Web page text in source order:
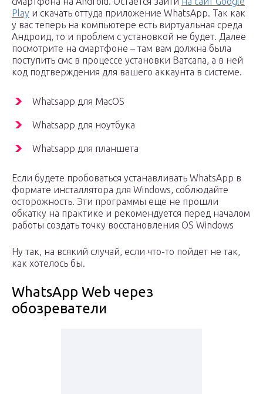
Play и скачать оттуда приложение WhatsApp. Так как
у вас теперь на компьютере есть виртуальная среда
Андроид, то и проблем с установкой не будет. Далее
посмотрите на смартфоне – там вам должна была
поступить смс в процессе установки Ватсапа, а в ней
код подтверждения для вашего аккаунта в системе.
Whatsapp для MacOS
Whatsapp для ноутбука
Whatsapp для планшета
Если будете пробоваться устанавливать WhatsApp в
формате инсталлятора для Windows, соблюдайте
осторожность. Эти программы еще не прошли
обкатку на практике и рекомендуется перед началом
работы создать точку восстановления OS Windows
Ну так, на всякий случай, если что-то пойдет не так,
как хотелось бы.
WhatsApp Web через
обозреватели